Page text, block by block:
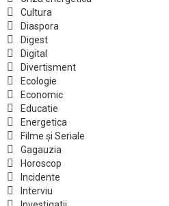
Cultura
Diaspora
Digest
Digital
Divertisment
Ecologie
Economic
Educatie
Energetica
Filme și Seriale
Gagauzia
Horoscop
Incidente
Interviu